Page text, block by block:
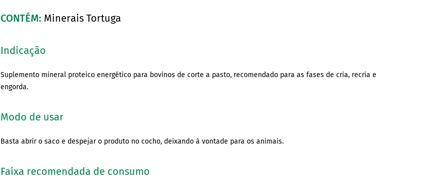
CONTÉM: Minerais Tortuga
Indicação
Suplemento mineral proteico energético para bovinos de corte a pasto, recomendado para as fases de cria, recria e
engorda.
Modo de usar
Basta abrir o saco e despejar o produto no cocho, deixando à vontade para os animais.
Faixa recomendada de consumo